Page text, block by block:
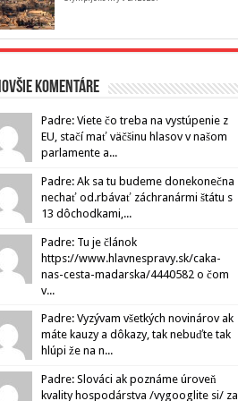
komentáre
Padre: Viete čo treba na vystúpenie z
EU, stačí mať väčšinu hlasov v našom
parlamente a...
Padre: Ak sa tu budeme donekonečna
nechať od.rbávať záchranármi štátu s
13 dôchodkami,...
Padre: Tu je článok
https://www.hlavnespravy.sk/caka-
nas-cesta-madarska/4440582 o čom
v...
Padre: Vyzývam všetkých novinárov ak
máte kauzy a dôkazy, tak nebuďte tak
hlúpi že na n...
Padre: Slováci ak poznáme úroveň
kvality hospodárstva /vygooglite si/ za